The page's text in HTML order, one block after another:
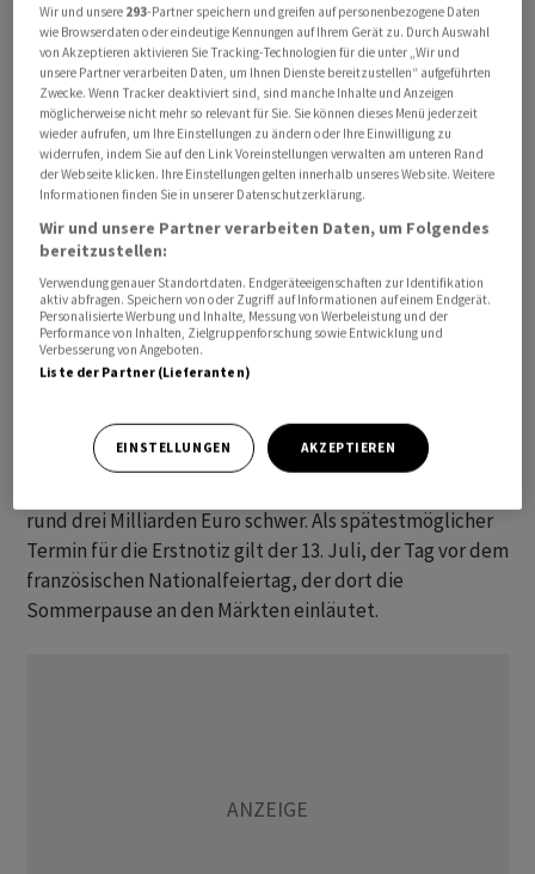
einem Insider zufolge am Freitag final entscheiden.
Deutschland und Frankreich haben ‌sich wegen der
strategischen Bedeutung des Herstellers von «Leopard
2»-, «Boxer»- und «Leclerc»-Panzern ​weitgehende
Sonderrechte gesichert.
Neue Aktien gibt KNDS bei der Emission nicht aus, der
Erlös fliesst vollständig an die bisherigen Eigentümer.
Organisiert wird der Börsengang von den
Investmentbanken Bank of America (BofA Securities),
Deutsche Bank, Goldman Sachs und Societe Generale.
Die Bewertungen für Rüstungsunternehmen waren
zuletzt unter Druck geraten. War vor einigen Wochen
eine mit den Plänen vertraute Person am Mittwoch,
eine Bewertung ‌von 15 Milliarden Euro für KNDS sei «ein
rund drei Milliarden Euro schwer. Als spätestmöglicher
Termin für die Erstnotiz gilt der 13. Juli, der Tag vor dem
französischen Nationalfeiertag, der dort die
Sommerpause an den Märkten einläutet.
Wir und unsere 293-Partner speichern und greifen auf personenbezogene Daten
wie Browserdaten oder eindeutige Kennungen auf Ihrem Gerät zu. Durch Auswahl
von Akzeptieren aktivieren Sie Tracking-Technologien für die unter „Wir und
unsere Partner verarbeiten Daten, um Ihnen Dienste bereitzustellen“ aufgeführten
Zwecke. Wenn Tracker deaktiviert sind, sind manche Inhalte und Anzeigen
möglicherweise nicht mehr so relevant für Sie. Sie können dieses Menü jederzeit
wieder aufrufen, um Ihre Einstellungen zu ändern oder Ihre Einwilligung zu
widerrufen, indem Sie auf den Link Voreinstellungen verwalten am unteren Rand
der Webseite klicken. Ihre Einstellungen gelten innerhalb unseres Website. Weitere
Informationen finden Sie in unserer Datenschutzerklärung.
Wir und unsere Partner verarbeiten Daten, um Folgendes
bereitzustellen:
Verwendung genauer Standortdaten. Endgeräteeigenschaften zur Identifikation
aktiv abfragen. Speichern von oder Zugriff auf Informationen auf einem Endgerät.
Personalisierte Werbung und Inhalte, Messung von Werbeleistung und der
Performance von Inhalten, Zielgruppenforschung sowie Entwicklung und
Verbesserung von Angeboten.
Liste der Partner (Lieferanten)
EINSTELLUNGEN AKZEPTIEREN